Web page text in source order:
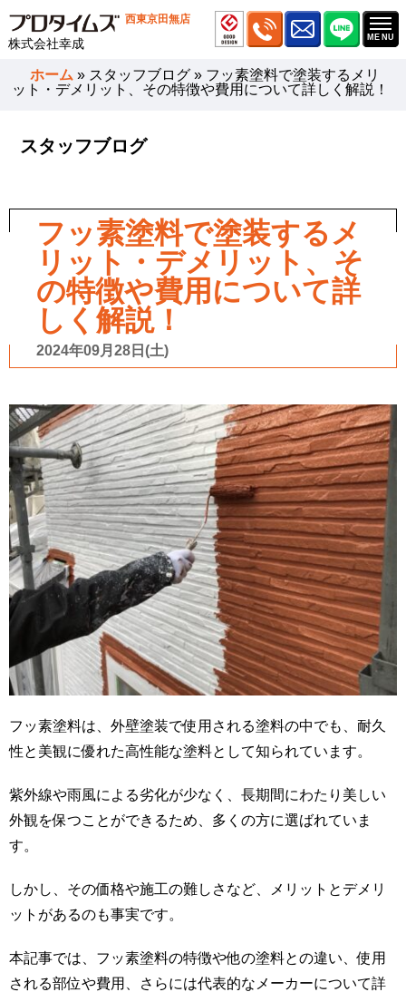
西東京田無店
株式会社幸成
ホーム » スタッフブログ » フッ素塗料で塗装するメリ
ット・デメリット、その特徴や費用について詳しく解説！
スタッフブログ
フッ素塗料で塗装するメ
リット・デメリット、そ
の特徴や費用について詳
しく解説！
2024年09月28日(土)
フッ素塗料は、外壁塗装で使用される塗料の中でも、耐久
性と美観に優れた高性能な塗料として知られています。
紫外線や雨風による劣化が少なく、長期間にわたり美しい
外観を保つことができるため、多くの方に選ばれていま
す。
しかし、その価格や施工の難しさなど、メリットとデメリ
ットがあるのも事実です。
本記事では、フッ素塗料の特徴や他の塗料との違い、使用
される部位や費用、さらには代表的なメーカーについて詳